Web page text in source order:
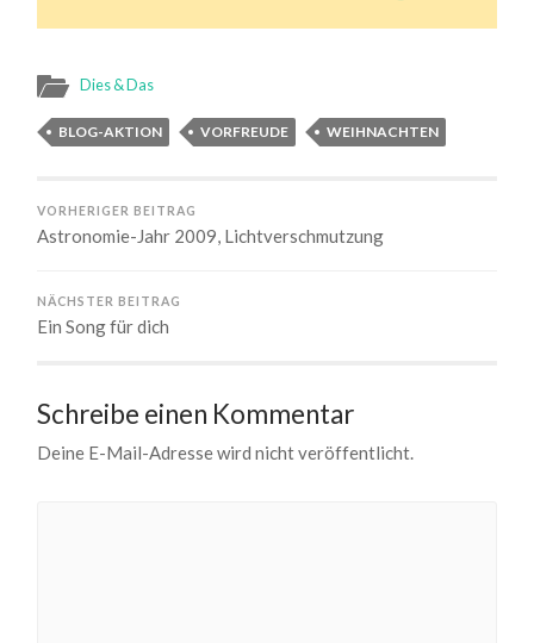
Dies & Das
BLOG-AKTION VORFREUDE WEIHNACHTEN
VORHERIGER BEITRAG
Astronomie-Jahr 2009, Lichtverschmutzung
NÄCHSTER BEITRAG
Ein Song für dich
Schreibe einen Kommentar
Deine E-Mail-Adresse wird nicht veröffentlicht.